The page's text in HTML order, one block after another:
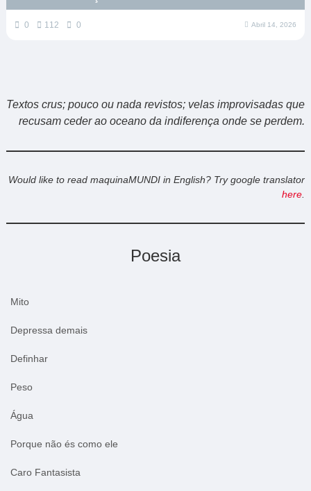
0 112 0 Abril 14, 2026
Textos crus; pouco ou nada revistos; velas improvisadas que
recusam ceder ao oceano da indiferença onde se perdem.
Would like to read maquinaMUNDI in English? Try google translator
here
Poesia
Mito
Depressa demais
Definhar
Peso
Água
Porque não és como ele
Caro Fantasista